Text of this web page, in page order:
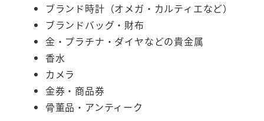
ブランド時計（オメガ・カルティエなど）
ブランドバッグ・財布
金・プラチナ・ダイヤなどの貴金属
香水
カメラ
金券・商品券
骨董品・アンティーク